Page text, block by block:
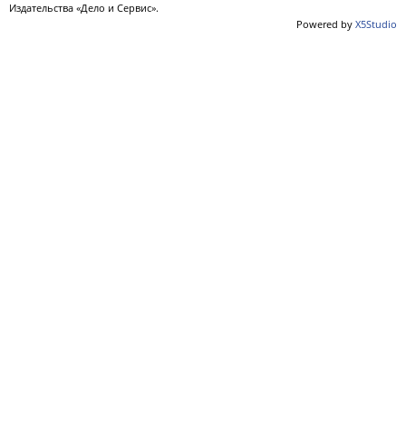
Издательства «Дело и Сервис».
Powered by X5Studio